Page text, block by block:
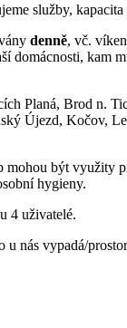
služby, kapacita
denně, vč.
domácnosti, kam
Planá, Brod n.
Újezd, Kočov,
mohou být využity
hygieny.
4 uživatelé.
u nás vypadá/